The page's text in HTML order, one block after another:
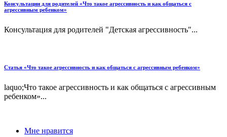
Консультации для родителей «Что такое агрессивность и как общаться с
агрессивным ребенком»
Консультация для родителей "Детская агрессивность"...
Статья «Что такое агрессивность и как общаться с агрессивным ребенком»
laquo;Что такое агрессивность и как общаться с агрессивным
ребенком»...
Мне нравится